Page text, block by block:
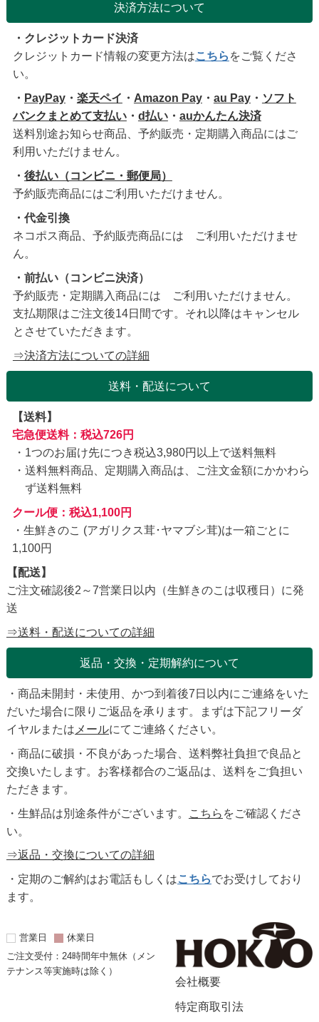
決済方法について
・クレジットカード決済
クレジットカード情報の変更方法はこちら をご覧くださ
い。
・ PayPay・ 楽天ペイ ・ Amazon Pay・ au Pay・ ソフト
バンクまとめて支払い・ d払い・ auかんたん決済
送料別途お知らせ商品、予約販売・定期購入商品にはご
利用いただけません。
・ 後払い（コンビニ・郵便局）
予約販売商品にはご利用いただけません。
・代金引換
ネコポス商品、予約販売商品には ご利用いただけませ
ん。
・前払い（コンビニ決済）
予約販売・定期購入商品には ご利用いただけません。
支払期限はご注文後14日間です。それ以降はキャンセル
とさせていただきます。
⇒決済方法についての詳細
送料・配送について
【送料】
宅急便送料：税込726円
1つのお届け先につき税込3,980円以上で送料無料
送料無料商品、定期購入商品は、ご注文金額にかかわら
ず送料無料
クール便：税込1,100円
・生鮮きのこ (アガリクス茸･ヤマブシ茸)は一箱ごとに
1,100円
【配送】
ご注文確認後2～7営業日以内（生鮮きのこは収穫日）に発
送
⇒送料・配送についての詳細
返品・交換・定期解約について
・商品未開封・未使用、かつ到着後7日以内にご連絡をいた
だいた場合に限りご返品を承ります。まずは下記フリーダ
イヤルまたは メールにてご連絡ください。
・商品に破損・不良があった場合、送料弊社負担で良品と
交換いたします。お客様都合のご返品は、送料をご負担い
ただきます。
・生鮮品は別途条件がございます。
こちら をご確認くださ
い。
⇒返品・交換についての詳細
・定期のご解約はお電話もしくはこちらでお受けしており
ます。
営業日
休業日
ご注文受付：24時間年中無休（メン
テナンス等実施時は除く）
会社概要
特定商取引法